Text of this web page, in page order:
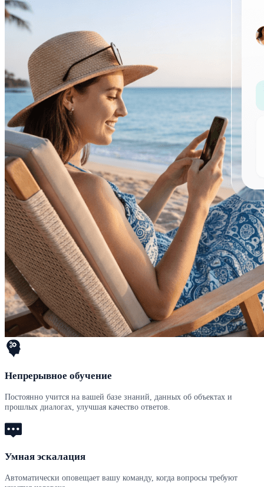
Непрерывное обучение
Постоянно учится на вашей базе знаний, данных об объектах и
прошлых диалогах, улучшая качество ответов.
Умная эскалация
Автоматически оповещает вашу команду, когда вопросы требуют